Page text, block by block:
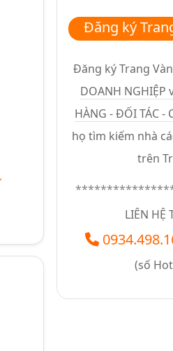
Đăng ký
Đăng ký Trang
DOANH NGHIỆP
HÀNG - ĐỐI TÁC -
họ tìm kiếm nhà
trên
LIÊN HỆ
(số